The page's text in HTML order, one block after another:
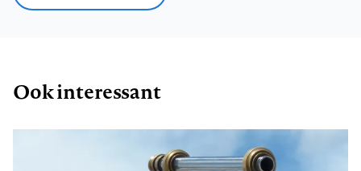
Ook interessant